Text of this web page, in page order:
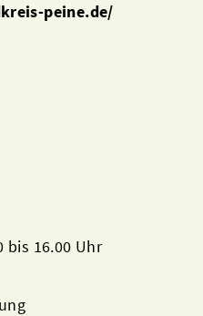
peine.de/
bis 16.00 Uhr